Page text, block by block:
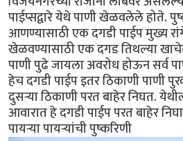
पाईप्सद्वारे येथे पाणी खेळवलेले होते.
आणण्यासाठी एक दगडी पाईप मुख्य
खेळवण्यासाठी एक दगड तिथल्या
पाणी पुढे जायला अवरोध होऊन सर्व
हेच दगडी पाईप इतर ठिकाणी पाणी
दुसर्‍या ठिकाणी परत बाहेर निघत.
आवारात हे दगडी पाईप परत बाहेर
पायर्‍या पायर्‍यांची पुष्करिणी